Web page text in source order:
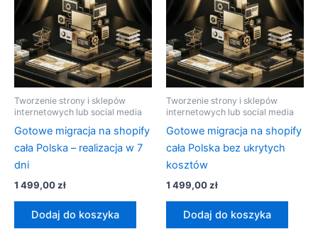
Tworzenie strony i sklepów
internetowych lub social media
Gotowe migracja na shopify
cała Polska – realizacja w 7
dni
1 499,00zł
Dodaj do koszyka
Tworzenie strony i sklepów
internetowych lub social media
Gotowe migracja na shopify
cała Polska bez ukrytych
kosztów
1 499,00zł
Dodaj do koszyka